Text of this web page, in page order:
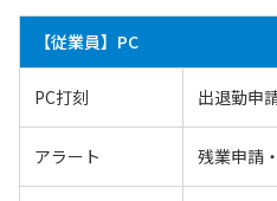
【従業員】PC
PC打刻 出退勤申
アラート 残業申請